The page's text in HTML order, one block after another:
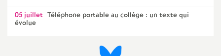
05 juillet Téléphone portable au collège : un texte qui
évolue